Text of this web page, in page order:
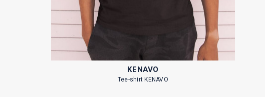
KENAVO
Tee-shirt KENAVO